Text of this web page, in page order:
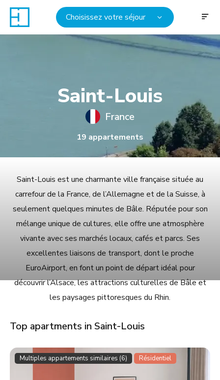
Choisissez votre séjour
Saint-Louis
France
19 appartements
Saint-Louis est une charmante ville française située au
carrefour de la France, de l’Allemagne et de la Suisse, à
seulement quelques minutes de Bâle. Réputée pour son
mélange unique de cultures, elle offre une atmosphère
vivante avec ses marchés locaux, cafés et parcs. Ses
excellentes liaisons de transport, dont le proche
EuroAirport, en font un point de départ idéal pour
découvrir l’Alsace, les attractions culturelles de Bâle et
les paysages pittoresques du Rhin.
Top apartments in Saint-Louis
Multiples appartements similaires (6) Résidentiel